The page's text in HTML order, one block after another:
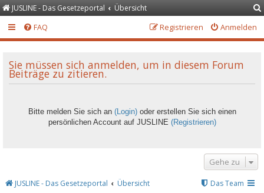
JUSLINE - Das Gesetzeportal Übersicht
FAQ Anmelden
Registrieren
Sie müssen sich anmelden, um in diesem Forum
Beiträge zu zitieren.
Bitte melden Sie sich an (Login)oder erstellen Sie sich einen
persönlichen Account auf JUSLINE (Registrieren)
Gehe zu
JUSLINE - Das Gesetzeportal Übersicht Das Team